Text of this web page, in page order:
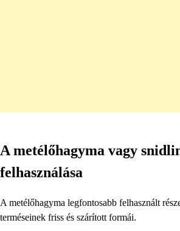
A metélőhagyma vagy
felhasználása
A metélőhagyma legfontosabb felhasznált
terméseinek friss és szárított formái.